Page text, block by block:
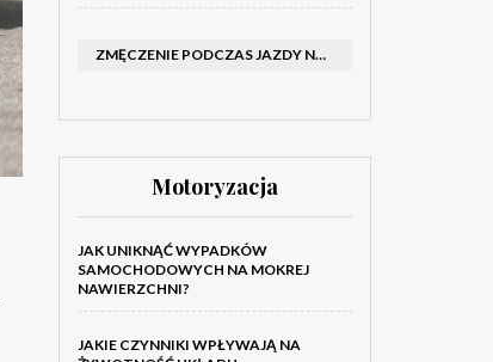
ZMĘCZENIE PODCZAS JAZDY NOCĄ – PO JAKICH SYGNAŁACH ROZPOZNAĆ SENNOŚĆ ZA KIEROWNICĄ I KIEDY ZROBIĆ PRZERWĘ
Motoryzacja
JAK UNIKNĄĆ WYPADKÓW
SAMOCHODOWYCH NA MOKREJ
NAWIERZCHNI?
JAKIE CZYNNIKI WPŁYWAJĄ NA